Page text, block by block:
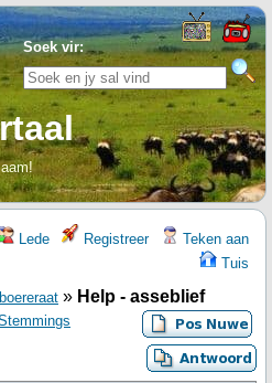
Soek vir:
Lede Registreer
Teken aan
Tuis
» Help - asseblief